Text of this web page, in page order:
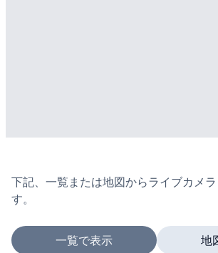
下記、一覧または地図からライブカメ
す。
一覧で表示 地